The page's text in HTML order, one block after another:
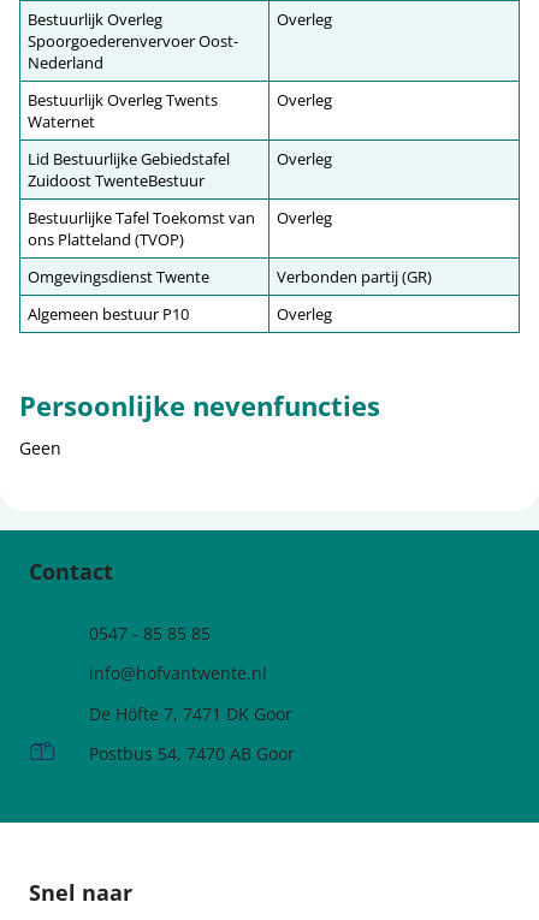
Bestuurlijk Overleg
Spoorgoederenvervoer Oost-
Nederland
Overleg
Bestuurlijk Overleg Twents
Waternet
Overleg
Lid Bestuurlijke Gebiedstafel
Zuidoost TwenteBestuur
Overleg
Bestuurlijke Tafel Toekomst van
ons Platteland (TVOP)
Overleg
Omgevingsdienst Twente
Verbonden partij (GR)
Algemeen bestuur P10
Overleg
Persoonlijke nevenfuncties
Geen
Contact
Telefoonnummer
0547 - 85 85 85
e-mailadres:info@hofvantwente.nl
De Höfte 7, 7471 DK Goor
Postadres:Postbus 54, 7470 AB Goor
Snel naar